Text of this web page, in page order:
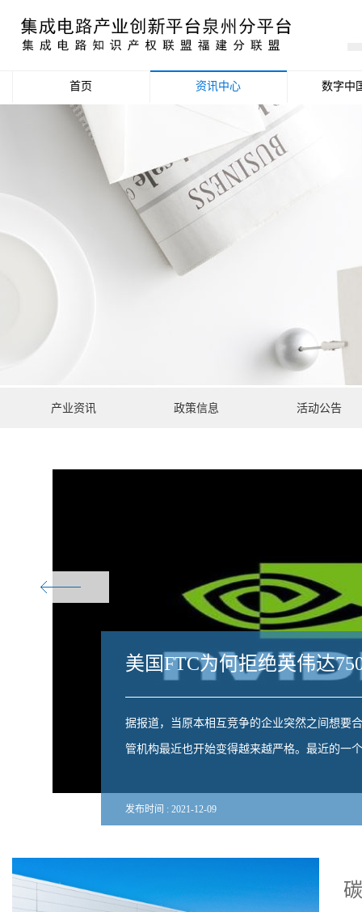
首页 资讯中心
政策信息
活动公告
数据统计分析
数字中
产业资讯 政策信息 活动公告
美国FTC为何拒绝英伟达
据报道，当原本相互竞争的企业突然之间想要
管机构最近也开始变得越来越严格。最近的一
发布时间 : 2021-12-09